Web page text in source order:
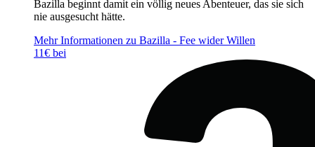
Bazilla beginnt damit ein völlig neues Abenteuer, das sie sich
nie ausgesucht hätte.
Mehr Informationen zu Bazilla - Fee wider Willen
11€ bei